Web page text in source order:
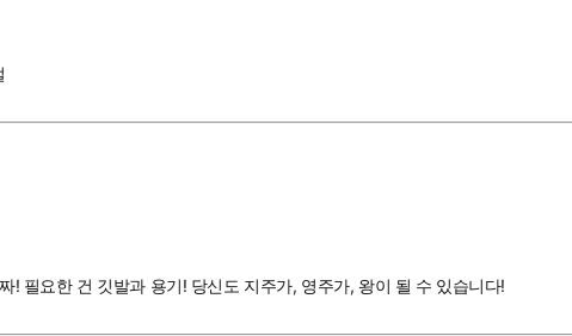
필요한 건 깃발과 용기! 당신도 지주가, 영주가, 왕이 될 수 있습니다!